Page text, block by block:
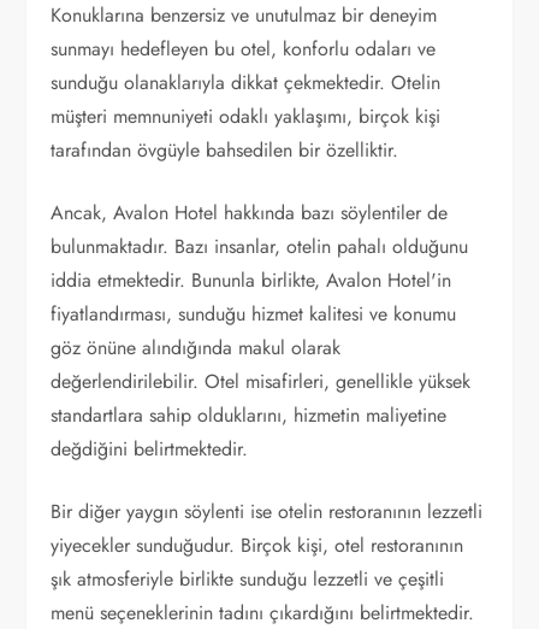
Konuklarına benzersiz ve unutulmaz bir deneyim
sunmayı hedefleyen bu otel, konforlu odaları ve
sunduğu olanaklarıyla dikkat çekmektedir. Otelin
müşteri memnuniyeti odaklı yaklaşımı, birçok kişi
tarafından övgüyle bahsedilen bir özelliktir.
Ancak, Avalon Hotel hakkında bazı söylentiler de
bulunmaktadır. Bazı insanlar, otelin pahalı olduğunu
iddia etmektedir. Bununla birlikte, Avalon Hotel'in
fiyatlandırması, sunduğu hizmet kalitesi ve konumu
göz önüne alındığında makul olarak
değerlendirilebilir. Otel misafirleri, genellikle yüksek
standartlara sahip olduklarını, hizmetin maliyetine
değdiğini belirtmektedir.
Bir diğer yaygın söylenti ise otelin restoranının lezzetli
yiyecekler sunduğudur. Birçok kişi, otel restoranının
şık atmosferiyle birlikte sunduğu lezzetli ve çeşitli
menü seçeneklerinin tadını çıkardığını belirtmektedir.